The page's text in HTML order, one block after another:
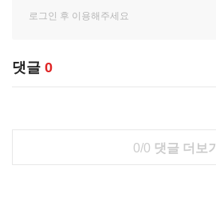
댓글 0
0/0 댓글 더보기